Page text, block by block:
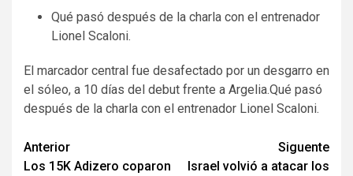
Qué pasó después de la charla con el entrenador
Lionel Scaloni.
El marcador central fue desafectado por un desgarro en
el sóleo, a 10 días del debut frente a Argelia.Qué pasó
después de la charla con el entrenador Lionel Scaloni.
Navegación
Anterior
Los 15K Adizero coparon
Siguente
Israel volvió a atacar los